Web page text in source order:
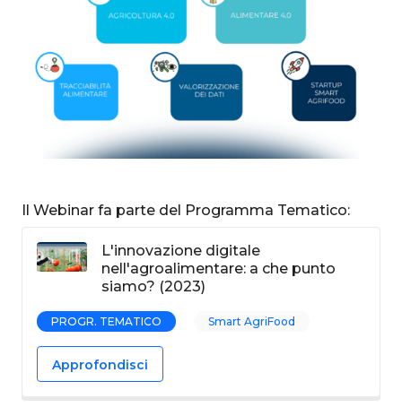
Il Webinar fa parte del Programma Tematico:
L'innovazione digitale
nell'agroalimentare: a che punto
siamo? (2023)
PROGR. TEMATICO Smart AgriFood
Approfondisci